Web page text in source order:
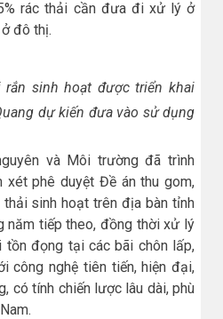
rác thải cần đưa đi xử lý ở
đô thị.
sinh hoạt được triển khai
dự kiến đưa vào sử dụng
và Môi trường đã trình
xét phê duyệt Đề án thu gom,
sinh hoạt trên địa bàn tỉnh
năm tiếp theo, đồng thời xử lý
đọng tại các bãi chôn lấp,
công nghệ tiên tiến, hiện đại,
có tính chiến lược lâu dài, phù